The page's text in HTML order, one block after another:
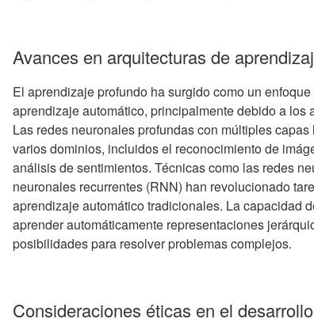
Avances en arquitecturas de
El aprendizaje profundo ha surgido como un
aprendizaje automático, principalmente debido a
Las redes neuronales profundas con múltiples
varios dominios, incluidos el reconocimiento de
análisis de sentimientos. Técnicas como las redes
neuronales recurrentes (RNN) han revolucionado
aprendizaje automático tradicionales. La capacidad
aprender automáticamente representaciones
posibilidades para resolver problemas complejos.
Consideraciones éticas en el